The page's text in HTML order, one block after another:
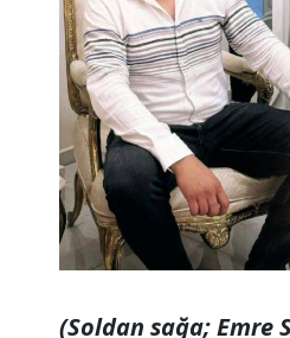
(Soldan sağa; Emre